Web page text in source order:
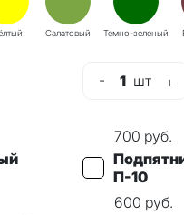
Салатовый Темно-зеленый
- 1 шт +
700 руб.
П-10
600 руб.